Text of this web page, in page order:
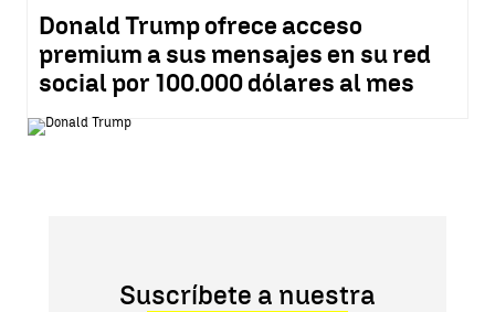
Donald Trump ofrece acceso
premium a sus mensajes en su red
social por 100.000 dólares al mes
Suscríbete a nuestra